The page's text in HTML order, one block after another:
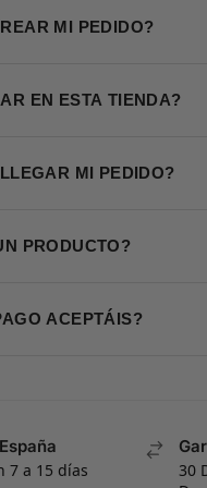
MI PEDIDO?
EN ESTA TIENDA?
MI PEDIDO?
PRODUCTO?
ACEPTÁIS?
7 a 15 días
30